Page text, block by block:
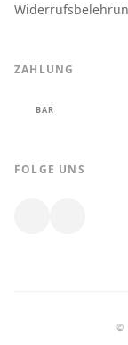
ZAHLUNG
BAR
FOLGE UNS
©